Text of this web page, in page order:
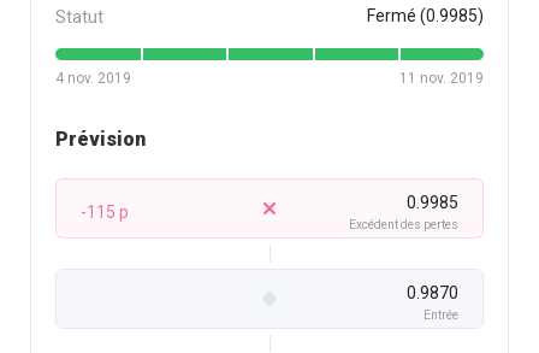
Statut Fermé (0.9985)
4 nov. 2019 11 nov. 2019
Prévision
-115 p 0.9985
Excédent des pertes
0.9870
Entrée